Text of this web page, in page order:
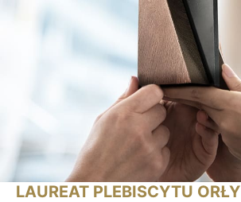
LAUREAT PLEBISCYTU ORŁY